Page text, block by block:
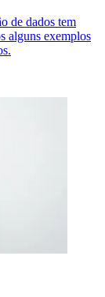
de dados tem
alguns exemplos